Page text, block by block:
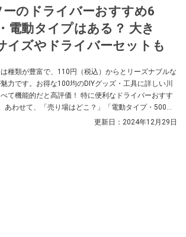
のドライバーおすすめ6
電動タイプはある？ 大き
イズやドライバーセットも
種類が豊富で、110円（税込）からとリーズナブルな
力です。お得な100均のDIYグッズ・工具に詳しい川
て機能的だと高評価！ 特に便利なドライバーおすす
あわせて、「売り場はどこ？」「電動タイプ・500円
」「100均のドライバーは使えないって本当？」など、
更新日： 2024年12月29日